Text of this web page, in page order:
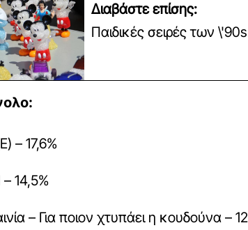
Διαβάστε επίσης:
Παιδικές σειρές των
– 17,6%
14,5%
– Για ποιον χτυπάει η κουδούνα –